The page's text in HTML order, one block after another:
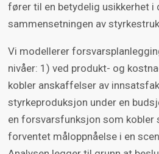
fører til en betydelig usikkerhet i
sammensetningen av
Vi modellerer
nivåer: 1) ved produkt- og
kobler anskaffelser av
styrkeproduksjon under en
en forsvarsfunksjon som kobler
forventet måloppnåelse i en